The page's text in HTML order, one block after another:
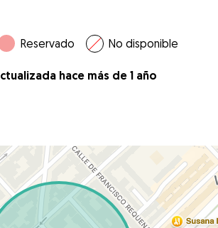
Reservado No disponible
hace más de 1 año